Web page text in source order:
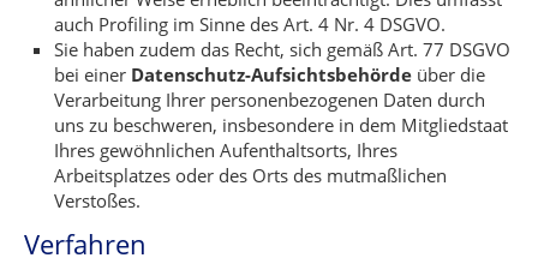
auch Profiling im Sinne des Art. 4 Nr. 4 DSGVO.
Sie haben zudem das Recht, sich gemäß Art. 77 DSGVO
bei einer Datenschutz-Aufsichtsbehörde über die
Verarbeitung Ihrer personenbezogenen Daten durch
uns zu beschweren, insbesondere in dem Mitgliedstaat
Ihres gewöhnlichen Aufenthaltsorts, Ihres
Arbeitsplatzes oder des Orts des mutmaßlichen
Verstoßes.
Verfahren